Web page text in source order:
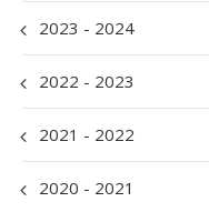
2023 - 2024
2022 - 2023
2021 - 2022
2020 - 2021